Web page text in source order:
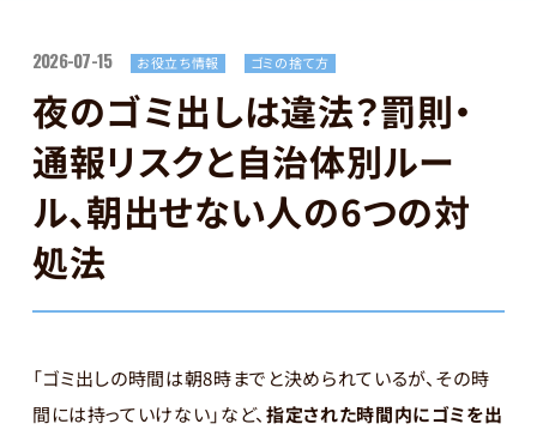
2026-07-15 お役立ち情報 ゴミの捨て方
夜のゴミ出しは違法？罰則・
通報リスクと自治体別ルー
ル、朝出せない人の6つの対
処法
「ゴミ出しの時間は朝8時までと決められているが、その時
間には持っていけない」など、 指定された時間内にゴミを出